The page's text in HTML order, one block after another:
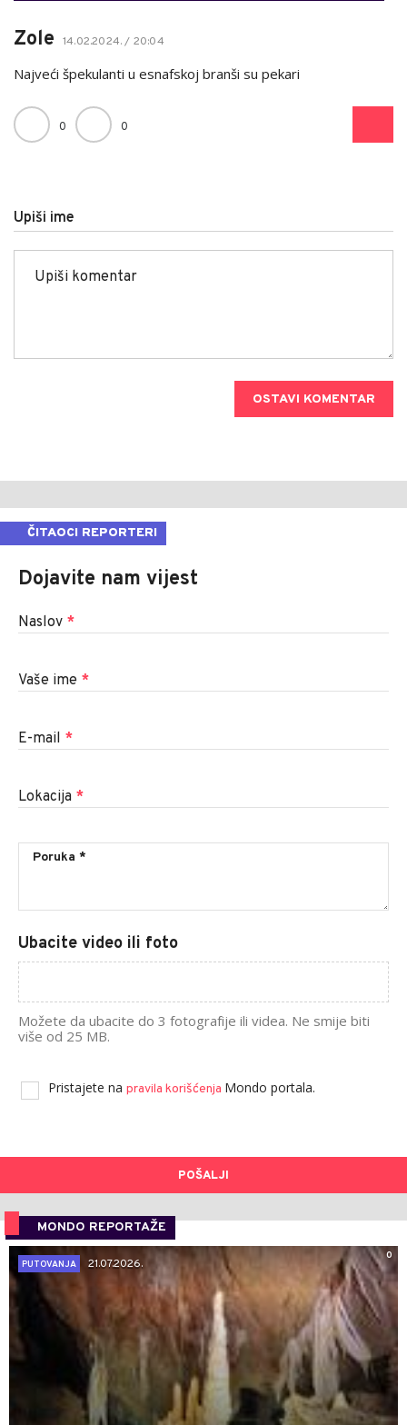
Zole 14.02.2024. / 20:04
Najveći špekulanti u esnafskoj branši su pekari
0 0
Upiši ime
OSTAVI KOMENTAR
ČITAOCI REPORTERI
Dojavite nam vijest
Naslov *
Vaše ime *
E-mail *
Lokacija *
Ubacite video ili foto
Možete da ubacite do 3 fotografije ili videa. Ne smije biti
više od 25 MB.
Pristajete na pravila korišćenja Mondo portala.
POŠALJI
MONDO REPORTAŽE
0
PUTOVANJA
21.07.2026.